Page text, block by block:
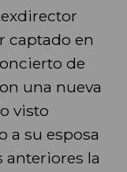
captado en
de
una nueva
visto
a su esposa
anteriores la